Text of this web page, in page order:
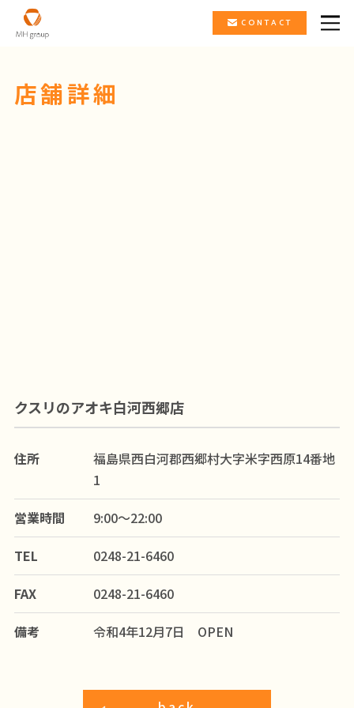
CONTACT
店舗詳細
クスリのアオキ白河西郷店
住所
福島県西白河郡西郷村大字米字西原14番地
1
営業時間
9:00～22:00
TEL
0248-21-6460
FAX
0248-21-6460
備考
令和4年12月7日 OPEN